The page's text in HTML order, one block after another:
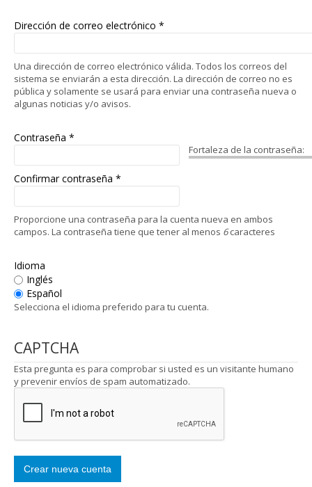
Dirección de correo electrónico *
Una dirección de correo electrónico válida. Todos los correos del
sistema se enviarán a esta dirección. La dirección de correo no es
pública y solamente se usará para enviar una contraseña nueva o
algunas noticias y/o avisos.
Fortaleza de la contraseña:
Contraseña *
Confirmar contraseña *
Proporcione una contraseña para la cuenta nueva en ambos
campos. La contraseña tiene que tener al menos 6caracteres
Idioma
Inglés
Español
Selecciona el idioma preferido para tu cuenta.
CAPTCHA
Esta pregunta es para comprobar si usted es un visitante humano
y prevenir envíos de spam automatizado.